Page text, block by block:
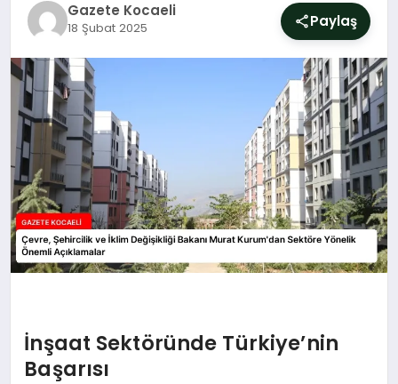
SAĞLIK
EĞITIM
Gazete Kocaeli
18 Şubat 2025 Paylaş
İnşaat Sektöründe Türkiye’nin
Başarısı